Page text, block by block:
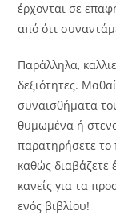
έρχονται σε
από ότι
Παράλληλα,
δεξιότητες.
συναισθήματα
θυμωμένα ή
παρατηρήσετε το
καθώς διαβάζετε
κανείς για τα
ενός βιβλίου!